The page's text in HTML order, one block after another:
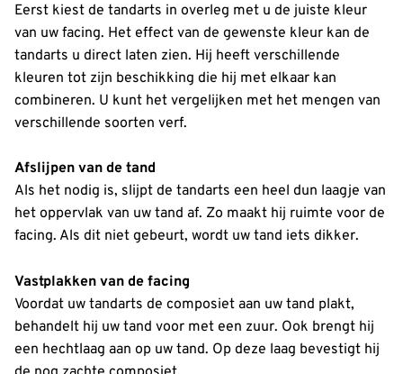
Eerst kiest de tandarts in overleg met u de juiste kleur
van uw facing. Het effect van de gewenste kleur kan de
tandarts u direct laten zien. Hij heeft verschillende
kleuren tot zijn beschikking die hij met elkaar kan
combineren. U kunt het vergelijken met het mengen van
verschillende soorten verf.
Afslijpen van de tand
Als het nodig is, slijpt de tandarts een heel dun laagje van
het oppervlak van uw tand af. Zo maakt hij ruimte voor de
facing. Als dit niet gebeurt, wordt uw tand iets dikker.
Vastplakken van de facing
Voordat uw tandarts de composiet aan uw tand plakt,
behandelt hij uw tand voor met een zuur. Ook brengt hij
een hechtlaag aan op uw tand. Op deze laag bevestigt hij